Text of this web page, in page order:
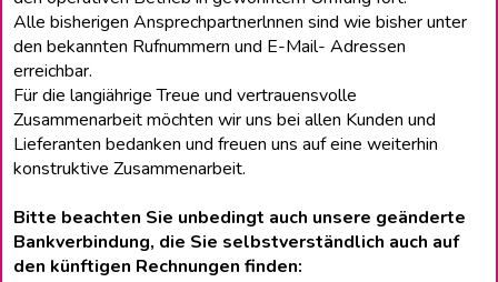
Alle bisherigen Ansprechpartnerlnnen sind wie bisher unter
den bekannten Rufnummern und E-Mail- Adressen
erreichbar.
Für die langiährige Treue und vertrauensvolle
Zusammenarbeit möchten wir uns bei allen Kunden und
Lieferanten bedanken und freuen uns auf eine weiterhin
konstruktive Zusammenarbeit.
Bitte beachten Sie unbedingt auch unsere geänderte
Bankverbindung, die Sie selbstverständlich auch auf
den künftigen Rechnungen finden: